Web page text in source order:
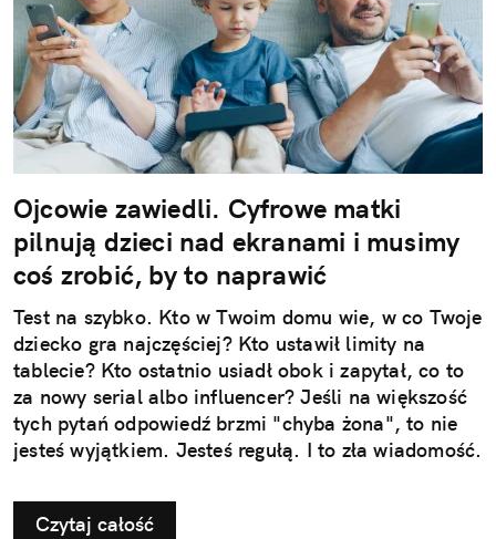
Ojcowie zawiedli. Cyfrowe matki
pilnują dzieci nad ekranami i musimy
coś zrobić, by to naprawić
Test na szybko. Kto w Twoim domu wie, w co Twoje
dziecko gra najczęściej? Kto ustawił limity na
tablecie? Kto ostatnio usiadł obok i zapytał, co to
za nowy serial albo influencer? Jeśli na większość
tych pytań odpowiedź brzmi "chyba żona", to nie
jesteś wyjątkiem. Jesteś regułą. I to zła wiadomość.
Czytaj całość